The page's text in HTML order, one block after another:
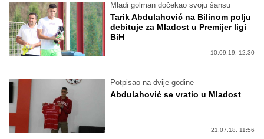
Mladi golman dočekao svoju šansu
Tarik Abdulahović na Bilinom polju
debituje za Mladost u Premijer ligi
BiH
10.09.19. 12:30
Potpisao na dvije godine
Abdulahović se vratio u Mladost
21.07.18. 11:56